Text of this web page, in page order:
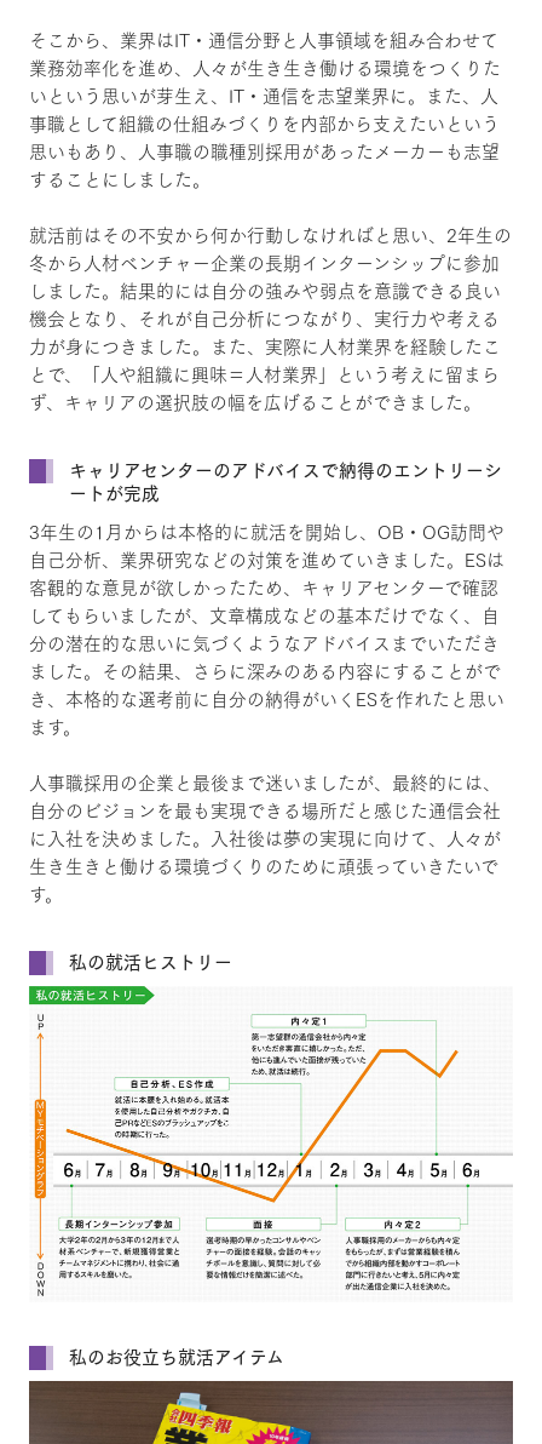
そこから、業界はIT・通信分野と人事領域を組み合わせて
業務効率化を進め、人々が生き生き働ける環境をつくりた
いという思いが芽生え、IT・通信を志望業界に。また、人
事職として組織の仕組みづくりを内部から支えたいという
思いもあり、人事職の職種別採用があったメーカーも志望
することにしました。
就活前はその不安から何か行動しなければと思い、2年生の
冬から人材ベンチャー企業の長期インターンシップに参加
しました。結果的には自分の強みや弱点を意識できる良い
機会となり、それが自己分析につながり、実行力や考える
力が身につきました。また、実際に人材業界を経験したこ
とで、「人や組織に興味＝人材業界」という考えに留まら
ず、キャリアの選択肢の幅を広げることができました。
キャリアセンターのアドバイスで納得のエントリーシ
ートが完成
3年生の1月からは本格的に就活を開始し、OB・OG訪問や
自己分析、業界研究などの対策を進めていきました。ESは
客観的な意見が欲しかったため、キャリアセンターで確認
してもらいましたが、文章構成などの基本だけでなく、自
分の潜在的な思いに気づくようなアドバイスまでいただき
ました。その結果、さらに深みのある内容にすることがで
き、本格的な選考前に自分の納得がいくESを作れたと思い
ます。
人事職採用の企業と最後まで迷いましたが、最終的には、
自分のビジョンを最も実現できる場所だと感じた通信会社
に入社を決めました。入社後は夢の実現に向けて、人々が
生き生きと働ける環境づくりのために頑張っていきたいで
す。
私の就活ヒストリー
私のお役立ち就活アイテム